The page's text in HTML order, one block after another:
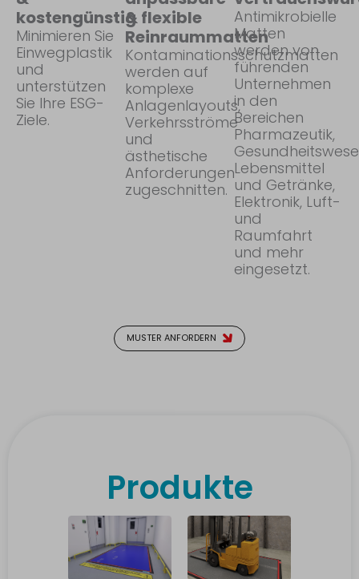
kostengünstig
Minimieren Sie
Einwegplastik
und
unterstützen
Sie Ihre ESG-
Ziele.
& flexible
Reinraummatten
Kontaminationsschutzmatten
werden auf
komplexe
Anlagenlayouts,
Verkehrsströme
und
ästhetische
Anforderungen
zugeschnitten.
Antimikrobielle
Matten
werden von
führenden
Unternehmen
in den
Bereichen
Pharmazeutik,
Lebensmittel
und Getränke,
Elektronik, Luft-
und
Raumfahrt
und mehr
eingesetzt.
MUSTER ANFORDERN
Produkte